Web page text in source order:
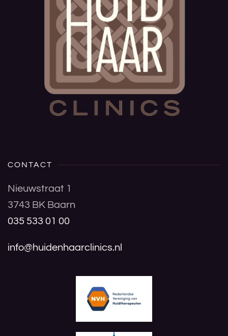
CONTACT
Nieuwstraat 1
3743 BK Baarn
035 533 01 00
info@huidenhaarclinics.nl